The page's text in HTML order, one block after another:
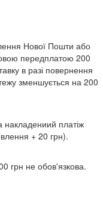
Нової Пошти або
передплатою 200
в разі повернення
зменшується на 200
накладениий платіж
+ 20 грн).
грн не обов'язкова.